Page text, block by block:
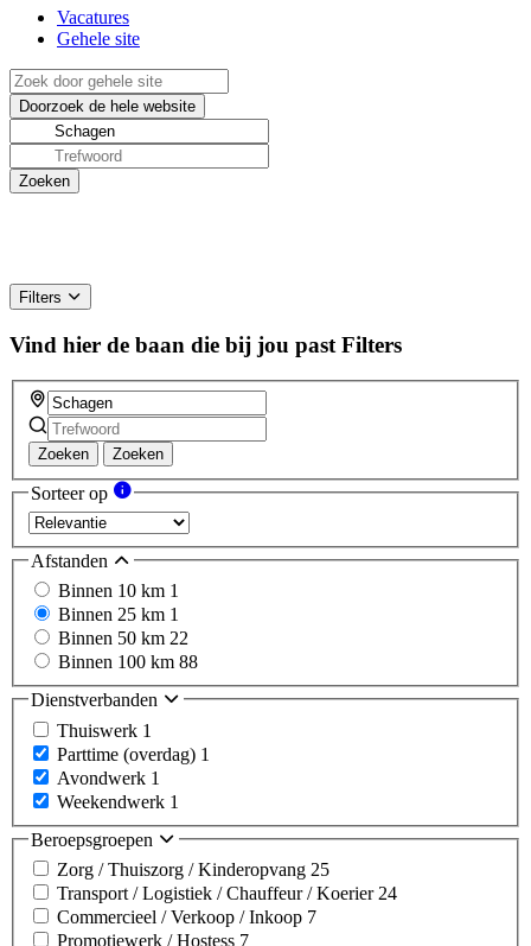
Vacatures
Gehele site
Filters
Vind hier de baan die bij jou past Filters
Zoeken Zoeken
Sorteer op
Afstanden
Binnen 10 km 1
Binnen 25 km 1
Binnen 50 km 22
Binnen 100 km 88
Dienstverbanden
Thuiswerk 1
Parttime (overdag) 1
Avondwerk 1
Weekendwerk 1
Beroepsgroepen
Zorg / Thuiszorg / Kinderopvang 25
Transport / Logistiek / Chauffeur / Koerier24
Commercieel / Verkoop / Inkoop 7
Promotiewerk / Hostess 7